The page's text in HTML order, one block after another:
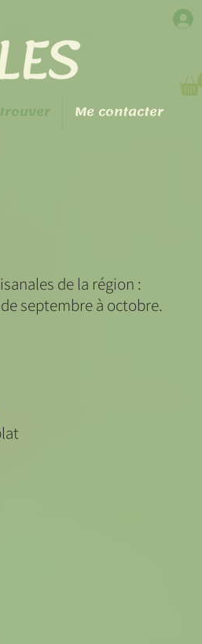
Me contacter
de la région :
septembre à octobre.